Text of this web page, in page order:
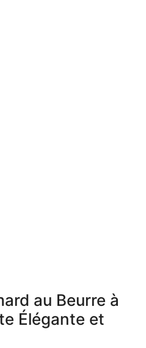
au Beurre à
Élégante et